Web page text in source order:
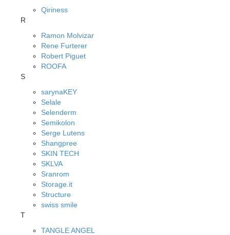
Qiriness
R
Ramon Molvizar
Rene Furterer
Robert Piguet
ROOFA
S
sarynaKEY
Selale
Selenderm
Semikolon
Serge Lutens
Shangpree
SKIN TECH
SKLVA
Sranrom
Storage.it
Structure
swiss smile
T
TANGLE ANGEL